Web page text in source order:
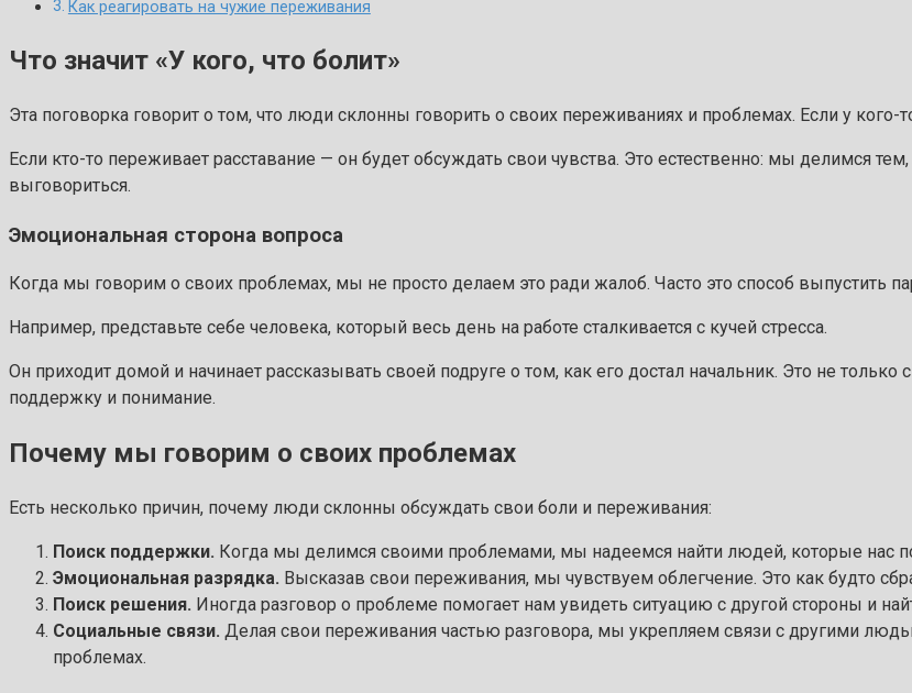
Как реагировать на чужие переживания
Что значит «У кого, что болит»
Эта поговорка говорит о том, что люди склонны говорить о своих переживаниях и проблемах. Если у
Если кто-то переживает расставание — он будет обсуждать свои чувства. Это естественно: мы делимся
выговориться.
Эмоциональная сторона вопроса
Когда мы говорим о своих проблемах, мы не просто делаем это ради жалоб. Часто это способ выпустить
Например, представьте себе человека, который весь день на работе сталкивается с кучей стресса.
Он приходит домой и начинает рассказывать своей подруге о том, как его достал начальник. Это не
поддержку и понимание.
Почему мы говорим о своих проблемах
Есть несколько причин, почему люди склонны обсуждать свои боли и переживания:
Поиск поддержки. Когда мы делимся своими проблемами, мы надеемся найти людей, которые нас
Эмоциональная разрядка. Высказав свои переживания, мы чувствуем облегчение. Это как будто
Поиск решения. Иногда разговор о проблеме помогает нам увидеть ситуацию с другой стороны и
Социальные связи. Делая свои переживания частью разговора, мы укрепляем связи с другими
проблемах.